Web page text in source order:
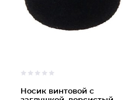
Носик винтовой с